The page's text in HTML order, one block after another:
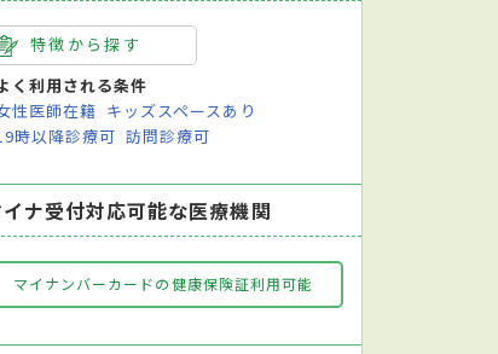
特徴から探す
く利用される条件
性医師在籍 キッズスペースあり
時以降診療可 訪問診療可
ナ受付対応可能な医療機関
マイナンバーカードの健康保険証利用可能